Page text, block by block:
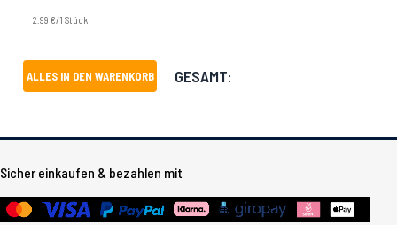
2.99 €/1 Stück
ALLES IN DEN WARENKORB GESAMT:
Sicher einkaufen & bezahlen mit